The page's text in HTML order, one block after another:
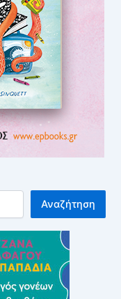
Αναζήτηση